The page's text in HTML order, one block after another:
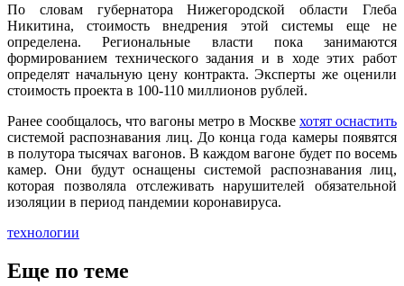
По словам губернатора Нижегородской области Глеба
Никитина, стоимость внедрения этой системы еще не
определена. Региональные власти пока занимаются
формированием технического задания и в ходе этих работ
определят начальную цену контракта. Эксперты же оценили
стоимость проекта в 100-110 миллионов рублей.
Ранее сообщалось, что вагоны метро в Москве хотят оснастить
системой распознавания лиц. До конца года камеры появятся
в полутора тысячах вагонов. В каждом вагоне будет по восемь
камер. Они будут оснащены системой распознавания лиц,
которая позволяла отслеживать нарушителей обязательной
изоляции в период пандемии коронавируса.
технологии
Еще по теме